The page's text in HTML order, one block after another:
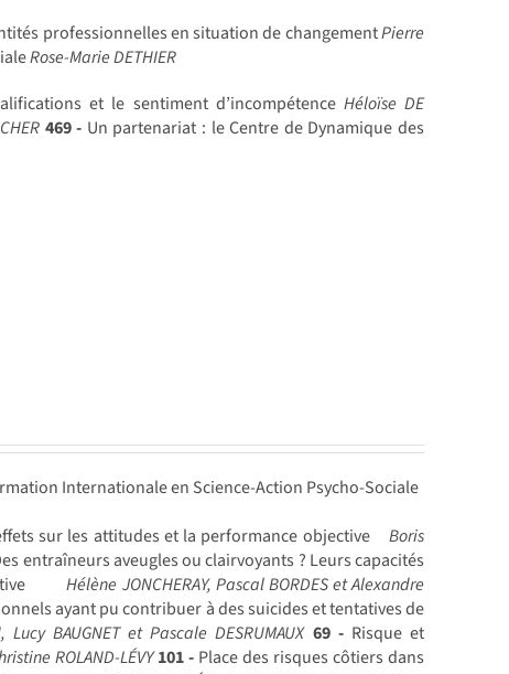
professionnelles en situation de changementPierre
Rose-Marie DETHIER
et le sentiment d’incompétence Héloïse DE
469 - Un partenariat : le Centre de Dynamique des
Internationale en Science-Action Psycho-Sociale
sur les attitudes et la performance objective
Boris
entraîneurs aveugles ou clairvoyants ? Leurs capacités
Hélène JONCHERAY, Pascal BORDES et Alexandre
ayant pu contribuer à des suicides et tentatives de
BAUGNET et Pascale DESRUMAUX 69 -Risque et
ROLAND-LÉVY 101 - Place des risques côtiers dans